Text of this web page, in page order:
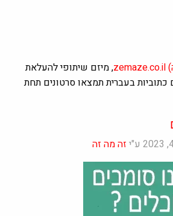
zemaze.co.il, מיזם שיתופי להעלאת
בעברית תמצאו סרטונים תחת
זה מה זה